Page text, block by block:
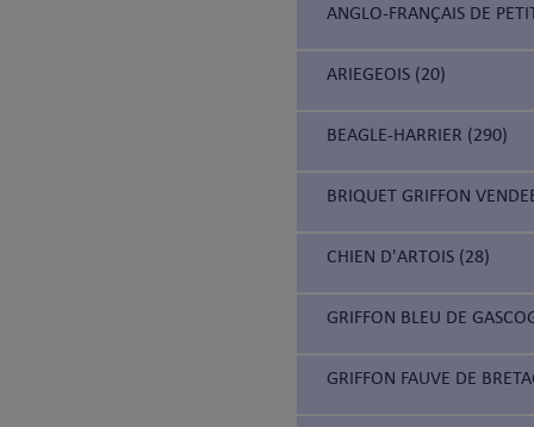
ANGLO-FRANÇAIS DE
ARIEGEOIS (20)
BEAGLE-HARRIER (290)
BRIQUET GRIFFON
CHIEN D'ARTOIS (28)
GRIFFON BLEU DE
GRIFFON FAUVE DE